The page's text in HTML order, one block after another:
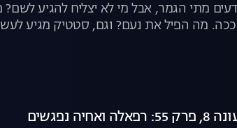
מתי הגמר, אבל מי לא יצליח להגיע
ככה. מה הפיל את נעם? וגם, סטטיק מגיע
נפגשים